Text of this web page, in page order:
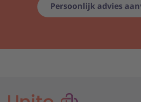
Persoonlijk advies